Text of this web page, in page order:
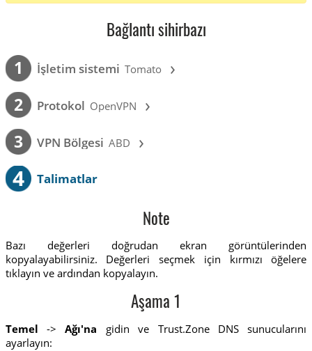
Bağlantı sihirbazı
1 İşletim sistemi Tomato ›
2 Protokol OpenVPN ›
3 VPN Bölgesi ABD ›
4 Talimatlar
Note
Bazı değerleri doğrudan ekran görüntülerinden
kopyalayabilirsiniz. Değerleri seçmek için kırmızı öğelere
tıklayın ve ardından kopyalayın.
Aşama 1
Temel ->Ağı'na gidin ve Trust.Zone DNS sunucularını
ayarlayın: